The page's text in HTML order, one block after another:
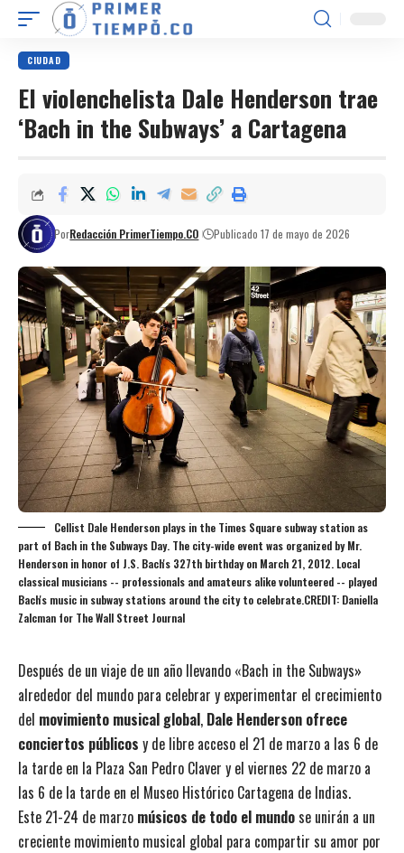
CIUDAD
El violenchelista Dale Henderson trae
‘Bach in the Subways’ a Cartagena
PorRedacción PrimerTiempo.CO Publicado 17 de mayo de 2026
Cellist Dale Henderson plays in the Times Square subway station as
part of Bach in the Subways Day. The city-wide event was organized by Mr.
Henderson in honor of J.S. Bach's 327th birthday on March 21, 2012. Local
classical musicians -- professionals and amateurs alike volunteered -- played
Bach's music in subway stations around the city to celebrate.CREDIT: Daniella
Zalcman for The Wall Street Journal
Después de un viaje de un año llevando «Bach in the Subways»
alrededor del mundo para celebrar y experimentar el crecimiento
del movimiento musical global, Dale Henderson ofrece
conciertos públicos y de libre acceso el 21 de marzo a las 6 de
la tarde en la Plaza San Pedro Claver y el viernes 22 de marzo a
las 6 de la tarde en el Museo Histórico Cartagena de Indias.
Este 21-24 de marzo músicos de todo el mundose unirán a un
creciente movimiento musical global para compartir su amor por